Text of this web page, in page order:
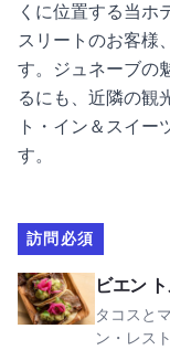
くに位置する当ホ
スリートのお客様
す。ジュネーブの
るにも、近隣の観
ト・イン＆スイー
す。
訪問必須
ビエン
タコスと
ン・レス
ビエン・トルチャ